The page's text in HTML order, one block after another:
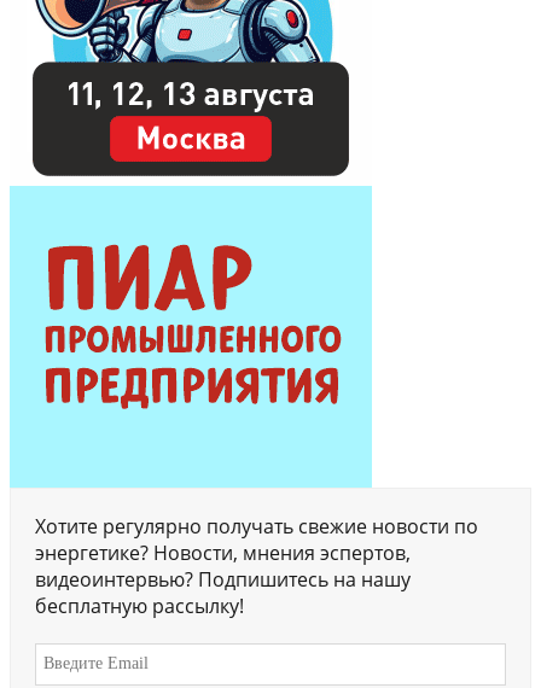
Хотите регулярно получать свежие новости по
энергетике? Новости, мнения эспертов,
видеоинтервью? Подпишитесь на нашу
бесплатную рассылку!